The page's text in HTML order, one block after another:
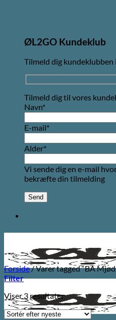
ØL2GO Kundeklub
Tilmeld dig kundeklubben
Tilmeld dig til vores
Navn*
E-mail*
Alder*
Vi sende dig en e-mail
bekræfte din tilmelding
Forside/Varer tagged “BA
Filter
Viser 3 resultaterSorteret
efter
seneste